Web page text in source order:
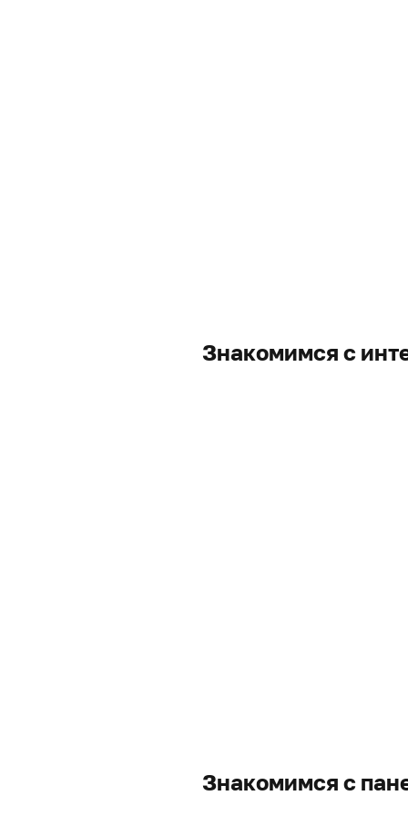
Знакомимся с
Знакомимся с